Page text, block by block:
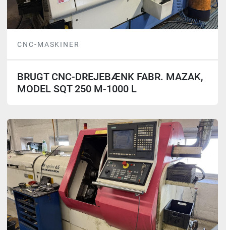
CNC-MASKINER
BRUGT CNC-DREJEBÆNK FABR. MAZAK,
MODEL SQT 250 M-1000 L